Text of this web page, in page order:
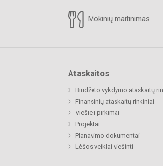
Mokinių maitinimas
Ataskaitos
Biudžeto vykdymo ataskaitų
Finansinių ataskaitų rinkiniai
Viešieji pirkimai
Projektai
Planavimo dokumentai
Lėšos veiklai viešinti